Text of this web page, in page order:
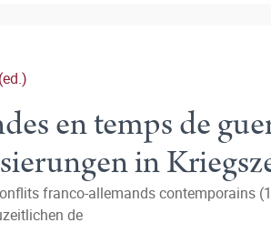
en temps de
in
franco-allemands contemporains
de